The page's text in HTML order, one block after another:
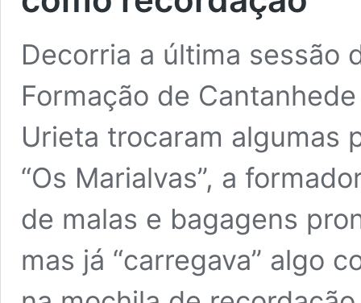
Decorria a última sessão
Formação de
Urieta trocaram algumas
“Os Marialvas”, a
de malas e bagagens
mas já “carregava” algo